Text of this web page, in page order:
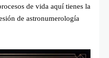
de vida aquí tienes la
de astronumerología